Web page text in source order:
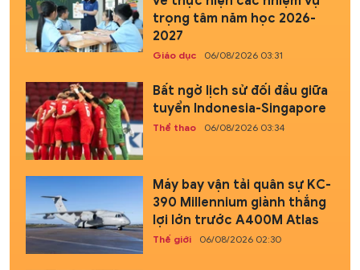
trọng tâm năm học 2026-
2027
Giáo dục 06/08/2026 03:31
Bất ngờ lịch sử đối đầu giữa
tuyển Indonesia-Singapore
Thể thao 06/08/2026 03:34
Máy bay vận tải quân sự KC-
390 Millennium giành thắng
lợi lớn trước A400M Atlas
Thế giới 06/08/2026 02:30